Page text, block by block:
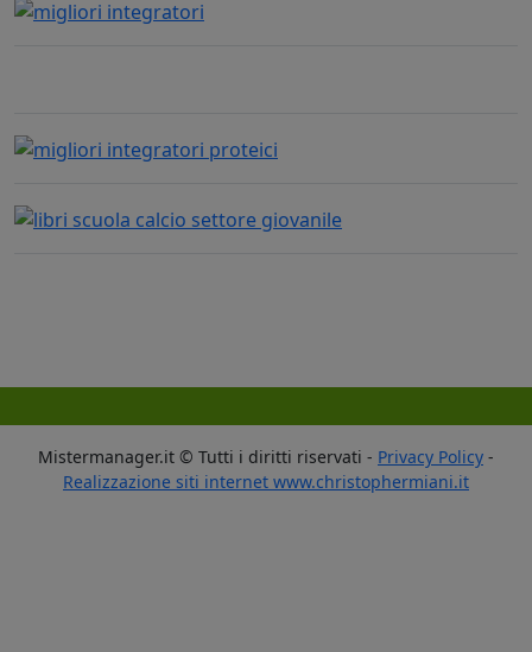
Mistermanager.it © Tutti i diritti riservati - Privacy Policy -
Realizzazione siti internet www.christophermiani.it